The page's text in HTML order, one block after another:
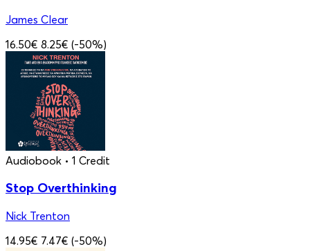
James Clear
16.50€ 8.25€ (-50%)
Audiobook • 1 Credit
Stop Overthinking
Nick Trenton
14.95€ 7.47€ (-50%)